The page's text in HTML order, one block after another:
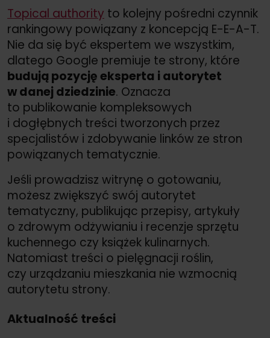
Topical authority to kolejny pośredni czynnik
rankingowy powiązany z koncepcją E-E-A-T.
Nie da się być ekspertem we wszystkim,
dlatego Google premiuje te strony, które
budują pozycję eksperta i autorytet
w danej dziedzinie. Oznacza
to publikowanie kompleksowych
i dogłębnych treści tworzonych przez
specjalistów i zdobywanie linków ze stron
powiązanych tematycznie.
Jeśli prowadzisz witrynę o gotowaniu,
możesz zwiększyć swój autorytet
tematyczny, publikując przepisy, artykuły
o zdrowym odżywianiu i recenzje sprzętu
kuchennego czy książek kulinarnych.
Natomiast treści o pielęgnacji roślin,
czy urządzaniu mieszkania nie wzmocnią
autorytetu strony.
Aktualność treści